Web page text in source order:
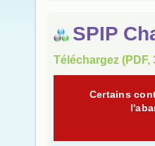
SPIP
Téléchargez (PDF,